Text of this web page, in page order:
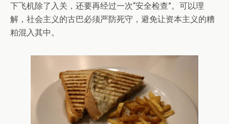
下飞机除了入关，还要再经过一次“安全检查”。可以理
解，社会主义的古巴必须严防死守，避免让资本主义的糟
粕混入其中。